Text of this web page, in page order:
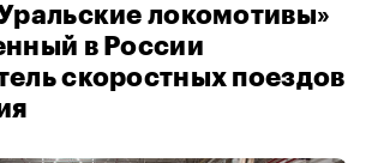
локомотивы»
в России
скоростных поездов